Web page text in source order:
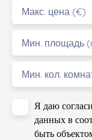
Макс. цена (€)
Мин. площадь
Мин. кол.
Я даю
данных в
быть